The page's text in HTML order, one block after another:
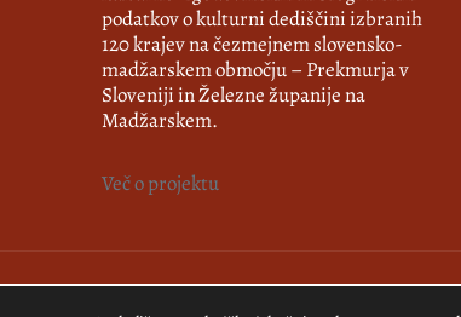
podatkov o kulturni dediščini izbranih
120 krajev na čezmejnem slovensko-
madžarskem območju – Prekmurja v
Sloveniji in Železne županije na
Madžarskem.
Več o projektu